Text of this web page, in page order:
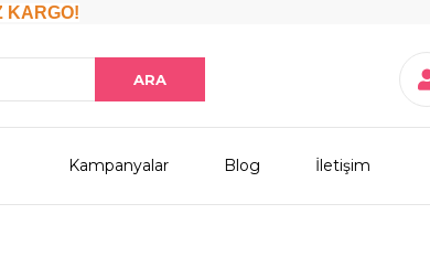
KARGO!
Kampanyalar Blog İletişim